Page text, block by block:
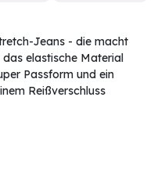
Jeans - die macht
elastische Material
Passform und ein
Reißverschluss